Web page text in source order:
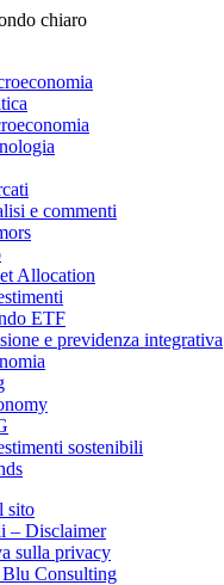
chiaro
e commenti
Allocation
ETF
e previdenza integrativa
sostenibili
sito
– Disclaimer
sulla privacy
Consulting